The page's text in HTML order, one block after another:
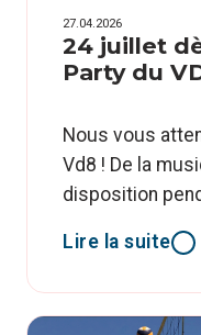
27.04.2026
24 juillet
Party du
Nous vous
Vd8 ! De la
disposition
Lire la suite